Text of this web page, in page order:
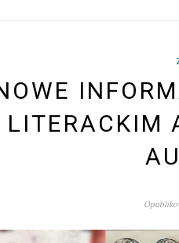
LITERACKIM